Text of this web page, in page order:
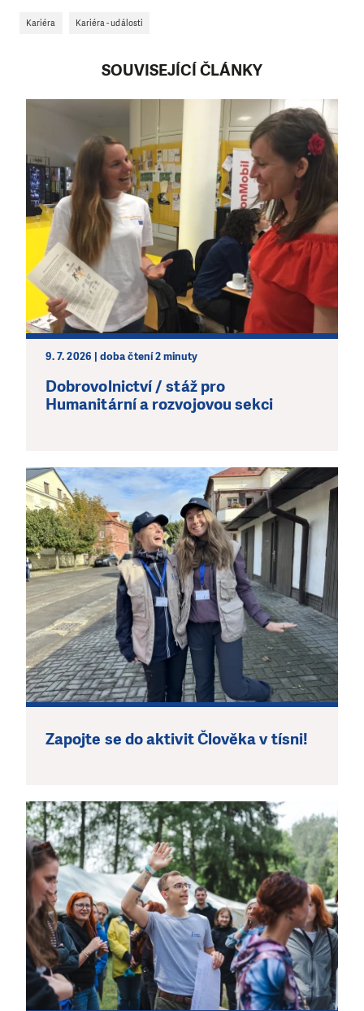
Kariéra Kariéra - události
SOUVISEJÍCÍ ČLÁNKY
9. 7. 2026 | doba čtení 2 minuty
Dobrovolnictví / stáž pro
Humanitární a rozvojovou sekci
Zapojte se do aktivit Člověka v tísni!